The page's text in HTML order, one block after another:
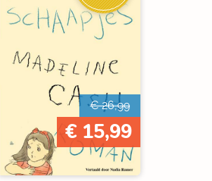
€ 26,99
€ 15,99